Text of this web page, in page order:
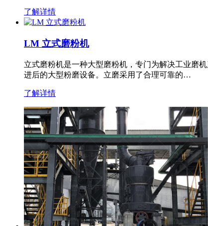
了解详情
LM 立式磨粉机
立式磨粉机是一种大型磨粉机，专门为解决工业磨
进后的大型粉磨设备。立磨采用了合理可靠的…
了解详情